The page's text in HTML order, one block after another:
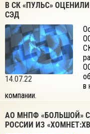
В СК «ПУЛЬС»
СЭД
14.07.22
в
компании.
АО МНПФ «БОЛЬШОЙ»
РОССИИ ИЗ